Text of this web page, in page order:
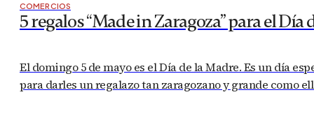
COMERCIOS
5 regalos “Made in Zaragoza” para el Día
El domingo 5 de mayo es el Día de la Madre. Es un día
para darles un regalazo tan zaragozano y grande como